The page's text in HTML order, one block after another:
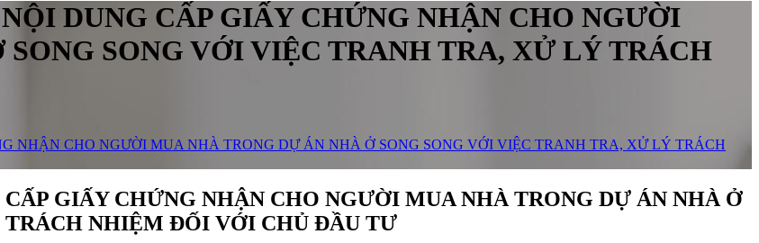
DUNG CẤP GIẤY CHỨNG NHẬN CHO NGƯỜI
SONG VỚI VIỆC TRANH TRA, XỬ LÝ TRÁCH
NHẬN CHO NGƯỜI MUA NHÀ TRONG DỰ ÁN NHÀ Ở SONG SONG VỚI VIỆC TRANH TRA, XỬ LÝ TRÁCH
GIẤY CHỨNG NHẬN CHO NGƯỜI MUA NHÀ TRONG DỰ ÁN NHÀ Ở
TRÁCH NHIỆM ĐỐI VỚI CHỦ ĐẦU TƯ